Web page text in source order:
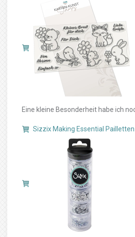
Eine kleine Besonderheit habe ich
Sizzix Making Essential